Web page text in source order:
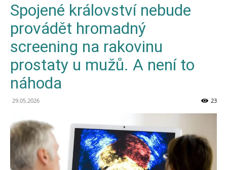
Spojené království nebude
provádět hromadný
screening na rakovinu
prostaty u mužů. A není to
náhoda
29.05.2026 23